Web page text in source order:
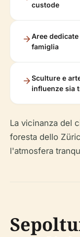
custode
Aree
famiglia
Sculture e
influenze sia
La vicinanza del
foresta dello
l'atmosfera